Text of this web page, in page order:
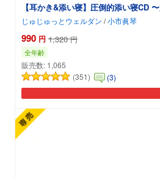
【耳かき&添い寝】圧倒的添い寝CD
じゅじゅっとウェルダン /小市眞琴
990 円 1,320 円
全年齢
販売数: 1,065
(351)
(3)